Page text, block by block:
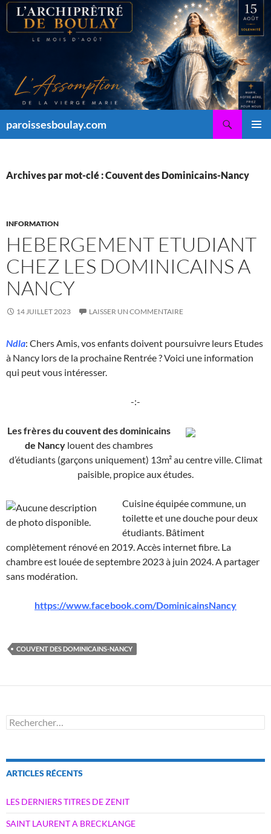
Aller
contenu
paroissesboulay.com
Archives par mot-clé : Couvent des Dominicains-Nancy
INFORMATION
HEBERGEMENT ETUDIANT
CHEZ LES DOMINICAINS A
NANCY
14 JUILLET 2023 LAISSER UN COMMENTAIRE
Ndla: Chers Amis, vos enfants doivent poursuivre leurs Etudes
à Nancy lors de la prochaine Rentrée ? Voici une information
qui peut vous intéresser.
-:-
Les frères du couvent des dominicains
de Nancylouent des chambres
d’étudiants (garçons uniquement) 13m² au centre ville. Climat
paisible, propice aux études.
Cuisine équipée commune, un
toilette et une douche pour deux
étudiants. Bâtiment
complètement rénové en 2019. Accès internet fibre. La
chambre est louée de septembre 2023 à juin 2024. A partager
sans modération.
https://www.facebook.com/DominicainsNancy
COUVENT DES DOMINICAINS-NANCY
Rechercher :
ARTICLES RÉCENTS
LES DERNIERS TITRES DE ZENIT
SAINT LAURENT A BRECKLANGE